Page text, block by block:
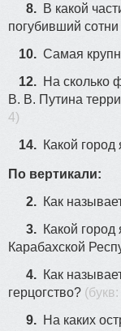
8. В какой
погубивший
10. Самая
12. На сколько
В. В. Путина
4)
14. Какой
По вертикали:
2. Как
3. Какой
Карабахской
4. Как
герцогство?
9. На каких